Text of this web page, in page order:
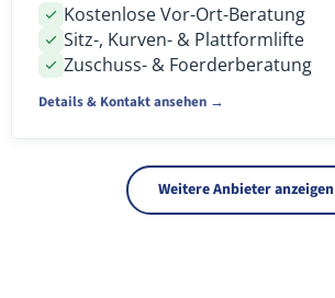
Kostenlose Vor-Ort-Beratung
Sitz-, Kurven- & Plattformlifte
Zuschuss- & Foerderberatung
Details & Kontakt ansehen →
Weitere Anbieter anzeigen